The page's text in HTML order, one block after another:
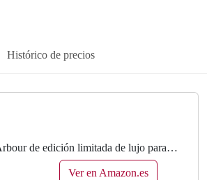
Histórico de precios
de edición limitada de lujo para
vela con infusión de rosas, vertida a
Ver en Amazon.es